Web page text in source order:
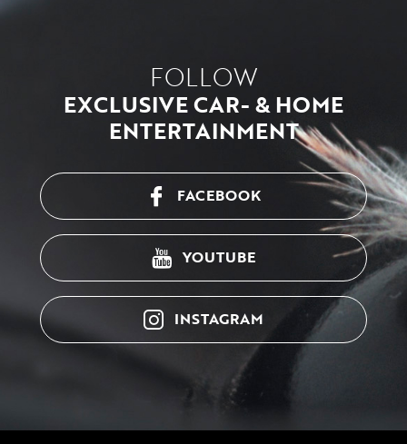
FOLLOW
EXCLUSIVE CAR- & HOME
ENTERTAINMENT
FACEBOOK
YOUTUBE
INSTAGRAM